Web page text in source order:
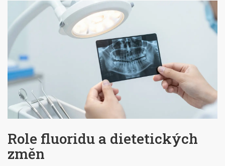
Role fluoridu a dietetických
změn